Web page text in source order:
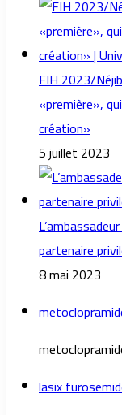
FIH 2023/
«première»,
création»
5 juillet 2023
partenaire
8 mai 2023
lasix